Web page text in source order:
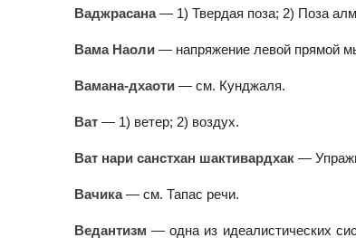
Ваджрасана— 1) Твердая поза; 2) Поза
Вама Наоли — напряжение левой прямой
Вамана-дхаоти — см. Кунджаля.
Ват — 1) ветер; 2) воздух.
Ват нари санстхан шактивардхак —
Вачика— см. Тапас речи.
Ведантизм — одна из идеалистических